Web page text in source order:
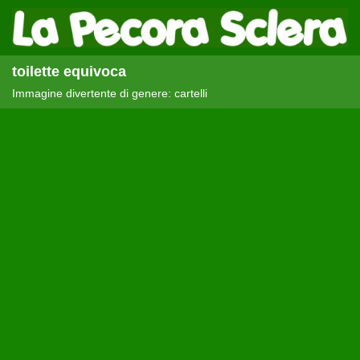
toilette equivoca
Immagine divertente di genere: cartelli